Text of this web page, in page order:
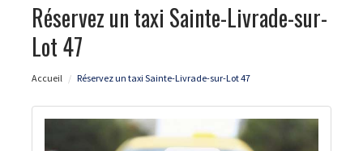
Réservez un taxi Sainte-Livrade-sur-
Lot 47
Accueil Réservez un taxi Sainte-Livrade-sur-Lot 47